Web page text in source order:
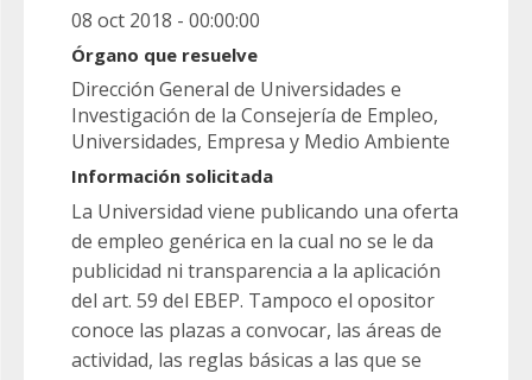
08 oct 2018 - 00:00:00
Órgano que resuelve
Dirección General de Universidades e
Investigación de la Consejería de Empleo,
Universidades, Empresa y Medio Ambiente
Información solicitada
La Universidad viene publicando una oferta
de empleo genérica en la cual no se le da
publicidad ni transparencia a la aplicación
del art. 59 del EBEP. Tampoco el opositor
conoce las plazas a convocar, las áreas de
actividad, las reglas básicas a las que se